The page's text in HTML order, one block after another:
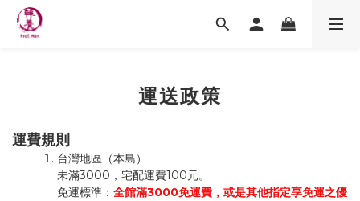
運送政策
運費規則
台灣地區（本島）
未滿3000，宅配運費100元。
免運標準： 全館滿3000免運費，或是其他指定享免運之優